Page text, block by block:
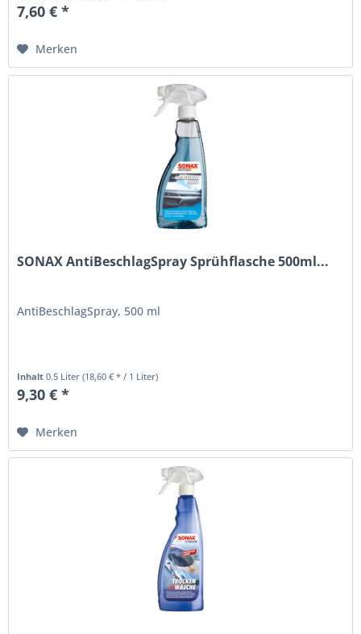
7,60 € *
Merken
SONAX AntiBeschlagSpray Sprühflasche 500ml...
AntiBeschlagSpray, 500 ml
Inhalt0.5 Liter(18,60 € * / 1 Liter)
9,30 € *
Merken